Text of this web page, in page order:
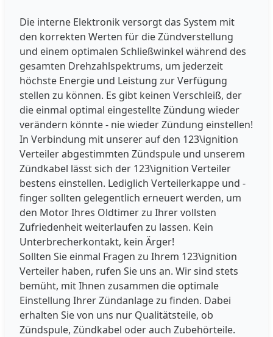
Die interne Elektronik versorgt das System mit
den korrekten Werten für die Zündverstellung
und einem optimalen Schließwinkel während des
gesamten Drehzahlspektrums, um jederzeit
höchste Energie und Leistung zur Verfügung
stellen zu können. Es gibt keinen Verschleiß, der
die einmal optimal eingestellte Zündung wieder
verändern könnte - nie wieder Zündung einstellen!
In Verbindung mit unserer auf den 123\ignition
Verteiler abgestimmten Zündspule und unserem
Zündkabel lässt sich der 123\ignition Verteiler
bestens einstellen. Lediglich Verteilerkappe und -
finger sollten gelegentlich erneuert werden, um
den Motor Ihres Oldtimer zu Ihrer vollsten
Zufriedenheit weiterlaufen zu lassen. Kein
Unterbrecherkontakt, kein Ärger!
Sollten Sie einmal Fragen zu Ihrem 123\ignition
Verteiler haben, rufen Sie uns an. Wir sind stets
bemüht, mit Ihnen zusammen die optimale
Einstellung Ihrer Zündanlage zu finden. Dabei
erhalten Sie von uns nur Qualitätsteile, ob
Zündspule, Zündkabel oder auch Zubehörteile.